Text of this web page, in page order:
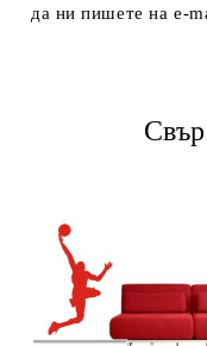
да ни пишете на e-